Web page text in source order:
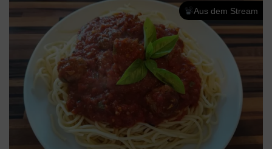
Aus dem Stream